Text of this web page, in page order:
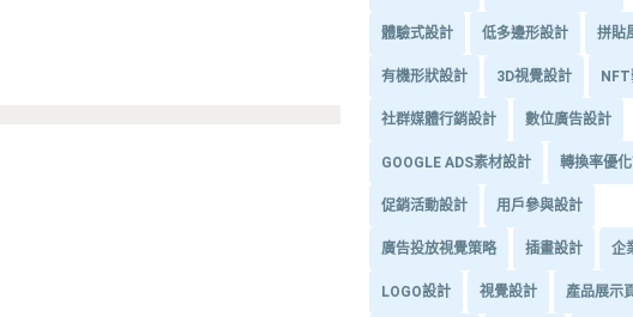
體驗式設計 低多邊形設計 拼貼
有機形狀設計 3D視覺設計
社群媒體行銷設計 數位廣告設計
GOOGLE ADS素材設計 轉換率優
促銷活動設計 用戶參與設計
廣告投放視覺策略 插畫設計 企
LOGO設計 視覺設計 產品展示